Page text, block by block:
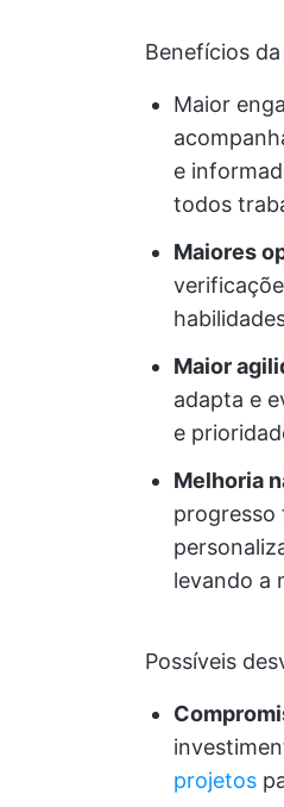
Benefícios
Maior
e
todos
Maiores
Maior
adapta e
e
Melhoria
progresso
levando a
Possíveis
projetos